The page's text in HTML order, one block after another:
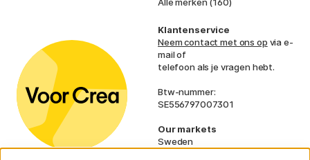
Alle merken (160)
Klantenservice
Neem contact met ons op via e-
mail of
telefoon als je vragen hebt.
Btw-nummer:
SE556797007301
Our markets
Sweden